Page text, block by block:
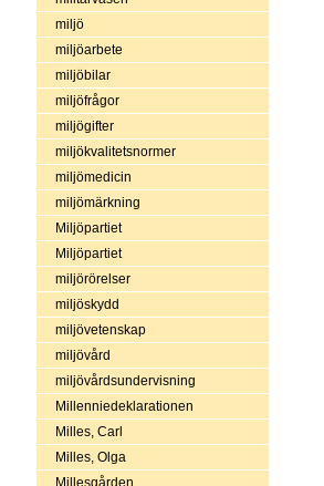
miljö
miljöarbete
miljöbilar
miljöfrågor
miljögifter
miljökvalitetsnormer
miljömedicin
miljömärkning
Miljöpartiet
Miljöpartiet
miljörörelser
miljöskydd
miljövetenskap
miljövård
miljövårdsundervisning
Millenniedeklarationen
Milles, Carl
Milles, Olga
Millesgården